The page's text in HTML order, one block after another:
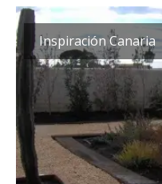
Inspiración Canaria